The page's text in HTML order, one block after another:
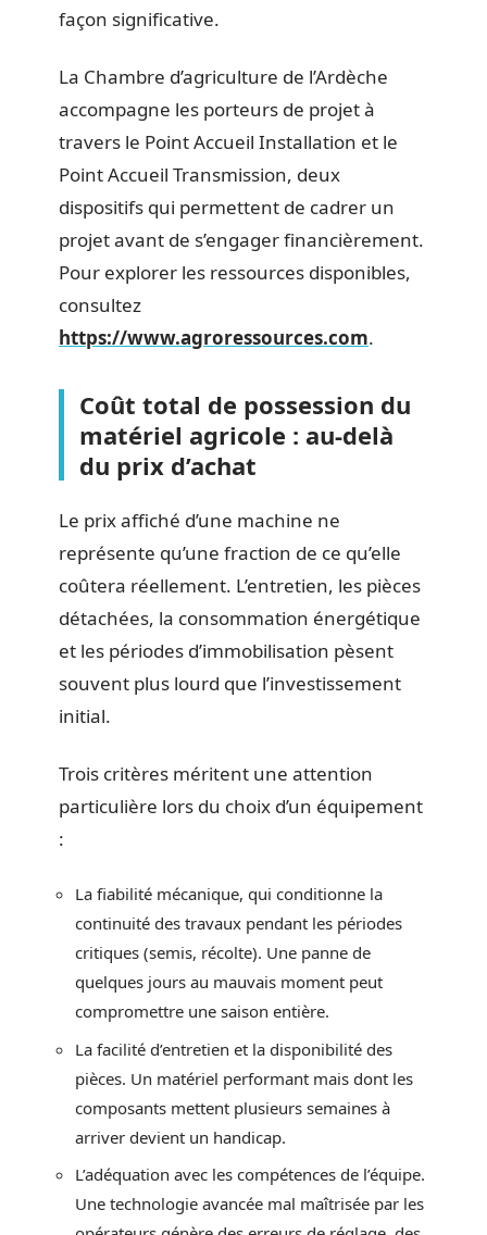
façon significative.
La Chambre d’agriculture de l’Ardèche
accompagne les porteurs de projet à
travers le Point Accueil Installation et le
Point Accueil Transmission, deux
dispositifs qui permettent de cadrer un
projet avant de s’engager financièrement.
Pour explorer les ressources disponibles,
consultez
https://www.agroressources.com.
Coût total de possession du
matériel agricole : au-delà
du prix d’achat
Le prix affiché d’une machine ne
représente qu’une fraction de ce qu’elle
coûtera réellement. L’entretien, les pièces
détachées, la consommation énergétique
et les périodes d’immobilisation pèsent
souvent plus lourd que l’investissement
initial.
Trois critères méritent une attention
particulière lors du choix d’un équipement
:
La fiabilité mécanique, qui conditionne la
continuité des travaux pendant les périodes
critiques (semis, récolte). Une panne de
quelques jours au mauvais moment peut
compromettre une saison entière.
La facilité d’entretien et la disponibilité des
pièces. Un matériel performant mais dont les
composants mettent plusieurs semaines à
arriver devient un handicap.
L’adéquation avec les compétences de l’équipe.
Une technologie avancée mal maîtrisée par les